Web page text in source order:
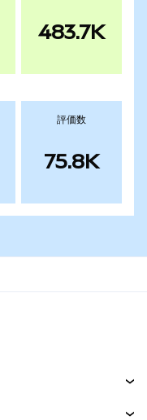
483.7K
評価数
75.8K